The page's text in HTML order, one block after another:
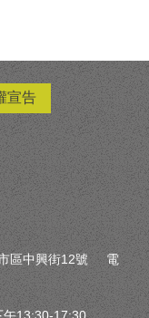
宣告
市區中興街12號 電